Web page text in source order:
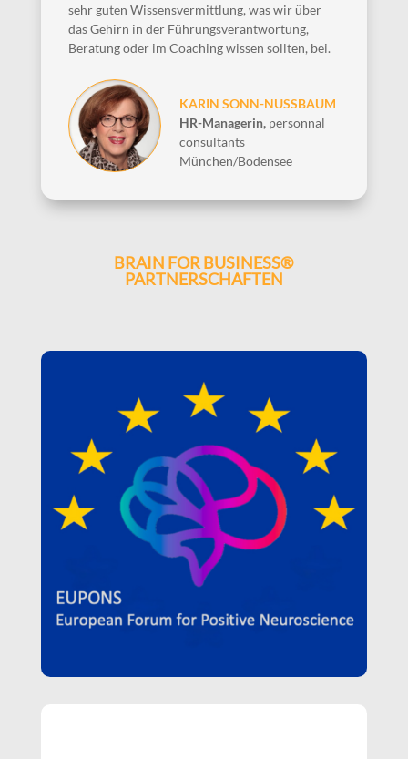
sehr guten Wissensvermittlung, was wir über
das Gehirn in der Führungsverantwortung,
Beratung oder im Coaching wissen sollten, bei.
KARIN SONN-NUSSBAUM
HR-Managerin, personnal
consultants
München/Bodensee
BRAIN FOR BUSINESS®
PARTNERSCHAFTEN